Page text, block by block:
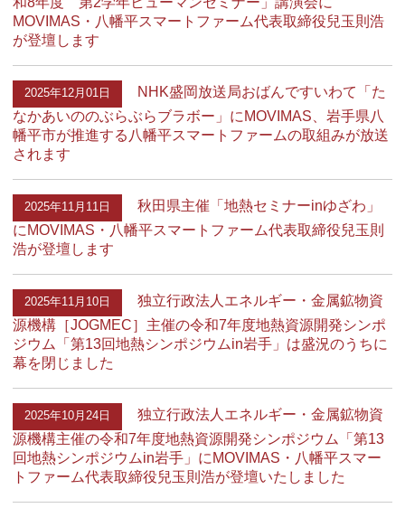
MOVIMAS・八幡平スマートファーム代表取締役兒玉則浩
が登壇します
2025年12月01日
NHK盛岡放送局おばんですいわて「た
なかあいののぶらぶらブラボー」にMOVIMAS、岩手県八
幡平市が推進する八幡平スマートファームの取組みが放送
されます
2025年11月11日
秋田県主催「地熱セミナーinゆざわ」
にMOVIMAS・八幡平スマートファーム代表取締役兒玉則
浩が登壇します
2025年11月10日
独立行政法人エネルギー・金属鉱物資
源機構［JOGMEC］主催の令和7年度地熱資源開発シンポ
ジウム「第13回地熱シンポジウムin岩手」は盛況のうちに
幕を閉じました
2025年10月24日
独立行政法人エネルギー・金属鉱物資
源機構主催の令和7年度地熱資源開発シンポジウム「第13
回地熱シンポジウムin岩手」にMOVIMAS・八幡平スマー
トファーム代表取締役兒玉則浩が登壇いたしました